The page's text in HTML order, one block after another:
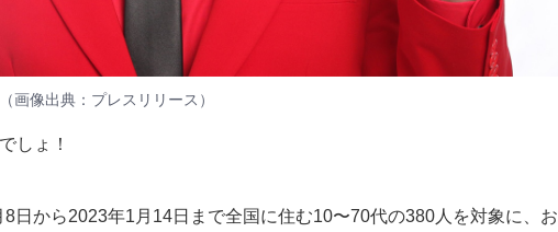
画像出典： プレスリリース ）
しょ！
日から2023年1月14日まで全国に住む10〜70代の380人を対象に、お